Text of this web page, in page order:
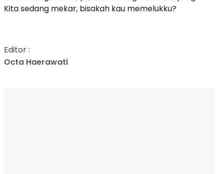
Kita sedang mekar, bisakah kau memelukku?
Editor :
Octa Haerawati